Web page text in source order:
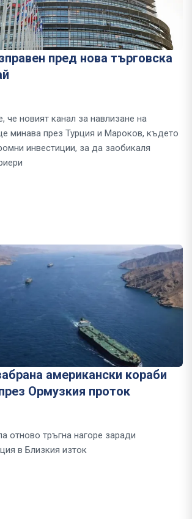
пред нова търговска
че новият канал за навлизане на
минава през Турция и Мароков, където
инвестиции, за да заобикаля
американски кораби
Ормузкия проток
отново тръгна нагоре заради
в Близкия изток